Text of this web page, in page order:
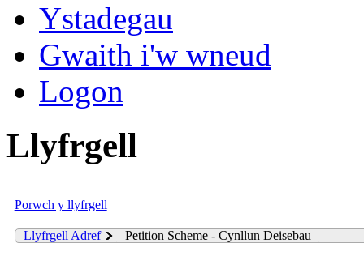
Ystadegau
Gwaith i'w wneud
Logon
Llyfrgell
Porwch y llyfrgell
Llyfrgell Adref Petition Scheme - Cynllun Deisebau